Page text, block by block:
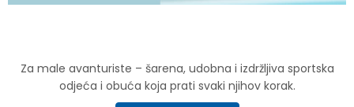
Za male avanturiste – šarena, udobna i izdržljiva sportska
odjeća i obuća koja prati svaki njihov korak.